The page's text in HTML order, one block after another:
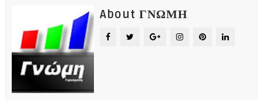
About ΓΝΩΜΗ